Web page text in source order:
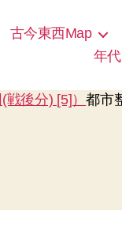
古今東西Map
年
戦後分) [5]）都市